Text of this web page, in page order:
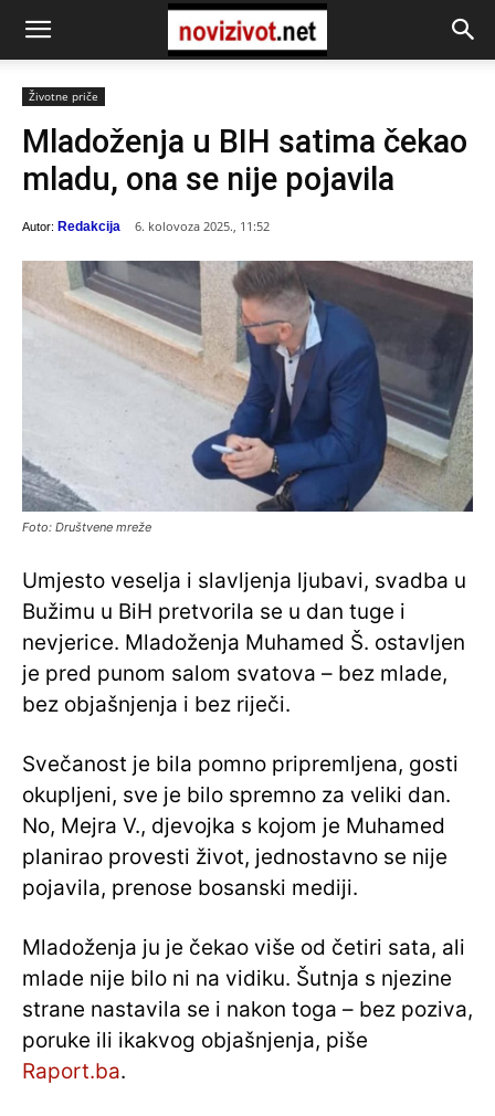
Životne priče
Mladoženja u BIH satima čekao
mladu, ona se nije pojavila
Autor: Redakcija 6. kolovoza 2025., 11:52
Foto: Društvene mreže
Umjesto veselja i slavljenja ljubavi, svadba u
Bužimu u BiH pretvorila se u dan tuge i
nevjerice. Mladoženja Muhamed Š. ostavljen
je pred punom salom svatova – bez mlade,
bez objašnjenja i bez riječi.
Svečanost je bila pomno pripremljena, gosti
okupljeni, sve je bilo spremno za veliki dan.
No, Mejra V., djevojka s kojom je Muhamed
planirao provesti život, jednostavno se nije
pojavila, prenose bosanski mediji.
Mladoženja ju je čekao više od četiri sata, ali
mlade nije bilo ni na vidiku. Šutnja s njezine
strane nastavila se i nakon toga – bez poziva,
poruke ili ikakvog objašnjenja, piše
Raport.ba.